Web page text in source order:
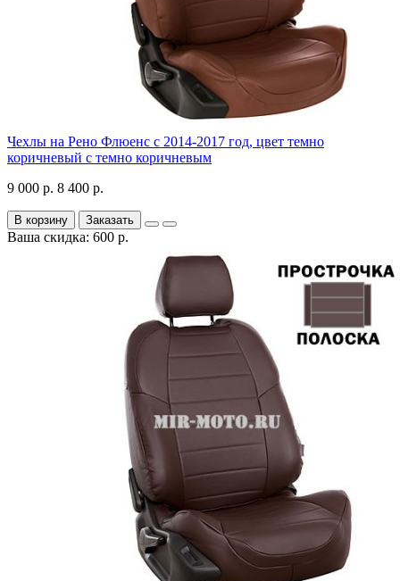
Чехлы на Рено Флюенс с 2014-2017 год, цвет темно
коричневый с темно коричневым
9 000 р. 8 400 р.
В корзину Заказать
Ваша скидка: 600 р.